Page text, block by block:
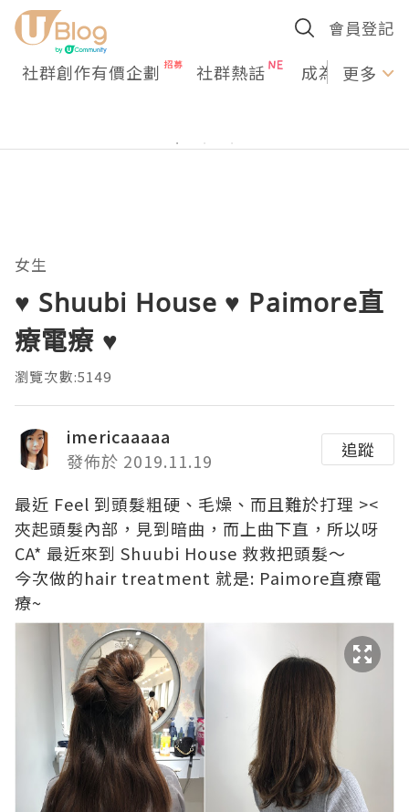
會員登記
社群創作有價企劃 社群熱話 成為U更多
女生
♥ Shuubi House ♥ Paimore直
療電療 ♥
瀏覽次數:5149
imericaaaaa
發佈於 2019.11.19
追蹤
最近 Feel 到頭髮粗硬、毛燥、而且難於打理 ><
夾起頭髮內部，見到暗曲，而上曲下直，所以呀
CA* 最近來到 Shuubi House 救救把頭髮～
今次做的hair treatment 就是: Paimore直療電
療~